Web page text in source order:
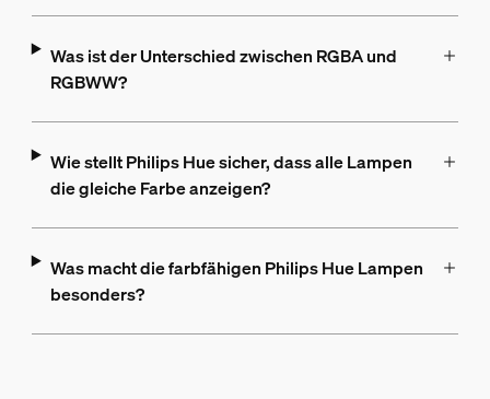
Was ist der Unterschied zwischen RGBA und
RGBWW?
Wie stellt Philips Hue sicher, dass alle Lampen
die gleiche Farbe anzeigen?
Was macht die farbfähigen Philips Hue Lampen
besonders?